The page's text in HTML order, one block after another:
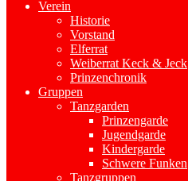
Verein
Historie
Vorstand
Elferrat
Weiberrat Keck & Jeck
Prinzenchronik
Gruppen
Tanzgarden
Prinzengarde
Jugendgarde
Kindergarde
Schwere Funken
Tanzgruppen